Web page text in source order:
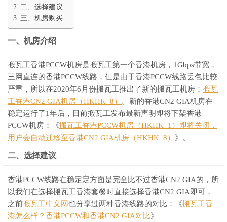
二、选择建议
三、机房购买
一、机房介绍
搬瓦工香港PCCW机房是搬瓦工第一个香港机房，1Gbps带宽，
三网直连的香港PCCW线路，但是由于香港PCCW线路丢包比较
严重，所以在2020年6月份搬瓦工推出了新的搬瓦工机房： 搬瓦
工香港CN2 GIA机房（HKHK_8）
。新的香港CN2 GIA机房在
稳定运行了1年后，目前搬瓦工发布最新声明即将下架香港
PCCW机房：《搬瓦工香港PCCW机房（HKHK_1）即将关闭，
用户会自动迁移至香港CN2 GIA机房（HKHK_8） 》。
二、选择建议
香港PCCW线路在稳定定方面是完全比不过香港CN2 GIA的，所
以我们在选择搬瓦工香港套餐时直接选择香港CN2 GIA即可，
之前搬瓦工中文网也分享过两种香港线路的对比：《搬瓦工香
港怎么样？香港PCCW和香港CN2 GIA对比》